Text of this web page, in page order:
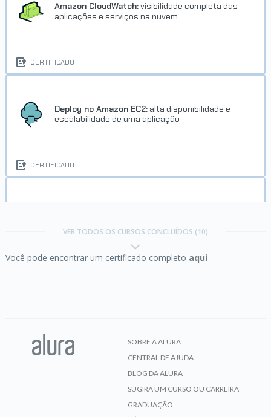
Amazon CloudWatch:visibilidade completa das
aplicações e serviços na nuvem
CERTIFICADO
Deploy no Amazon EC2: alta disponibilidade e
escalabilidade de uma aplicação
CERTIFICADO
VER TODOS OS CURSOS CONCLUÍDOS (10)
Você pode encontrar um certificado completo aqui
SOBRE A ALURA
CENTRAL DE AJUDA
BLOG DA ALURA
SUGIRA UM CURSO OU CARREIRA
GRADUAÇÃO